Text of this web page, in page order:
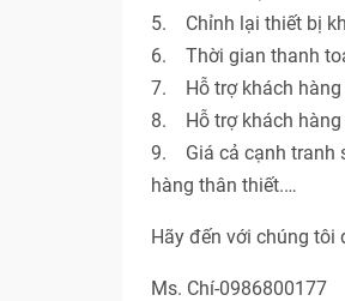
5. Chỉnh lại thiết bị
6. Thời gian thanh
7. Hỗ trợ khách hàng
8. Hỗ trợ khách hàng
9. Giá cả cạnh tranh
hàng thân thiết.…
Hãy đến với chúng tôi
Ms. Chí-0986800177